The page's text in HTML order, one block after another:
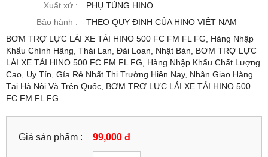
Xuất xứ :
PHỤ TÙNG HINO
Bảo hành :
THEO QUY ĐỊNH CỦA HINO VIỆT NAM
BƠM TRỢ LỰC LÁI XE TẢI HINO 500 FC FM FL FG, Hàng Nhập
Khẩu Chính Hãng, Thái Lan, Đài Loan, Nhật Bản, BƠM TRỢ LỰC
LÁI XE TẢI HINO 500 FC FM FL FG, Hàng Nhập Khẩu Chất Lượng
Cao, Uy Tín, Gía Rẻ Nhất Thị Trường Hiện Nay, Nhân Giao Hàng
Tại Hà Nội Và Trên Quốc, BƠM TRỢ LỰC LÁI XE TẢI HINO 500
FC FM FL FG
Giá sản phẩm : 99,000 đ